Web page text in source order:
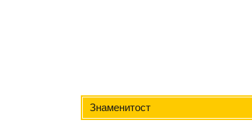
Знаменитост